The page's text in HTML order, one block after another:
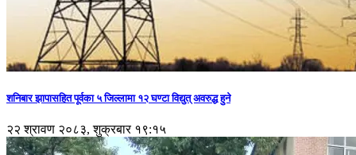
शनिबार झापासहित पूर्वका ५ जिल्लामा १२ घण्टा विद्युत् अवरुद्ध हुने
२२ श्रावण २०८३, शुक्रबार १९:१५